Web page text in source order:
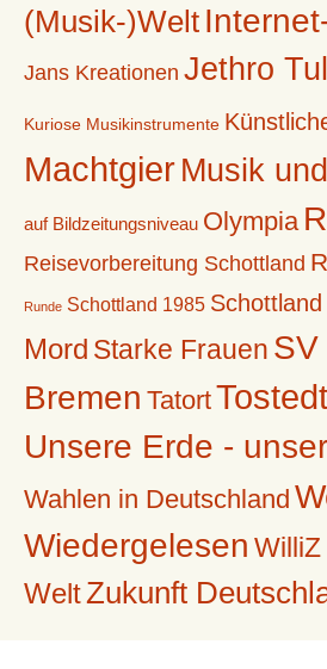
(Musik-)Welt
Jans Kreationen Jethro
Kuriose Musikinstrumente
MachtgierMusik
auf Bildzeitungsniveau Olympia
Reisevorbereitung Schottland
Runde Schottland 1985
Mord Starke Frauen SV
Bremen TatortTostedt
Unsere Erde -
Wahlen in Deutschland
Wiedergelesen
WeltZukunft